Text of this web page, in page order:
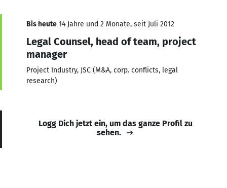
Bis heute 14 Jahre und 2 Monate, seit Juli 2012
Legal Counsel, head of team, project
manager
Project Industry, JSC (M&A, corp. conflicts, legal
research)
Logg Dich jetzt ein, um das ganze Profil zu
sehen.